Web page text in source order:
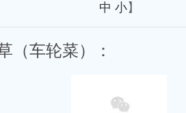
中 小】
（车轮菜）：